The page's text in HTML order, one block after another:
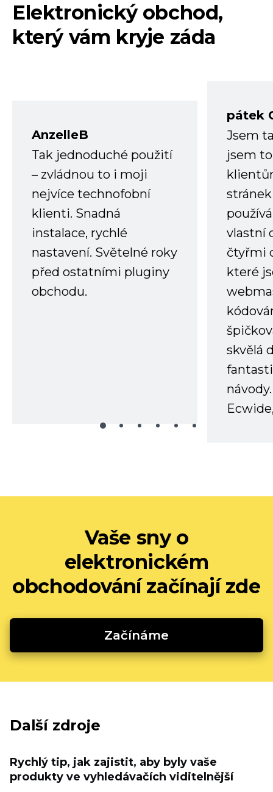
Elektronický obchod,
který vám kryje záda
AnzelleB
Tak jednoduché použití
– zvládnou to i moji
nejvíce technofobní
klienti. Snadná
instalace, rychlé
nastavení. Světelné roky
před ostatními pluginy
obchodu.
pátek
Jsem
jsem
vlastní
čtyřmi
které
skvělá
Vaše sny o
elektronickém
obchodování začínají zde
Začínáme
Další zdroje
Rychlý tip, jak zajistit, aby byly vaše
produkty ve vyhledávačích viditelnější